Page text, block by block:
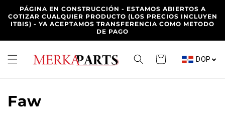
directamente
al contenido
PÁGINA EN CONSTRUCCIÓN - ESTAMOS ABIERTOS A
COTIZAR CUALQUIER PRODUCTO (LOS PRECIOS INCLUYEN
ITBIS) - YA ACEPTAMOS TRANSFERENCIA COMO METODO
DE PAGO
Carrito DOP
C
Faw